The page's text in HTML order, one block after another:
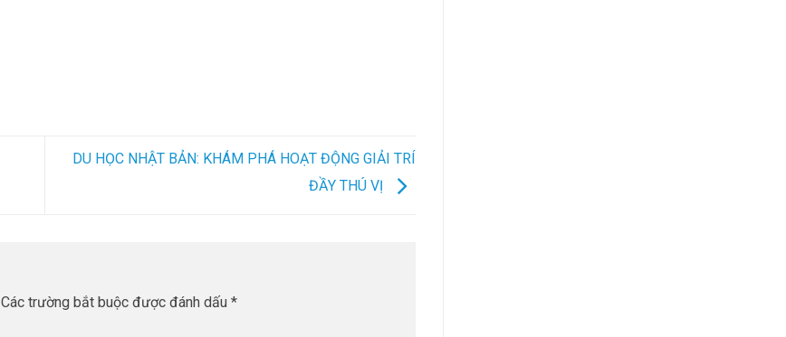
DU HỌC NHẬT BẢN: KHÁM PHÁ HOẠT ĐỘNG GIẢI TRÍ
ĐẦY THÚ VỊ
Các trường bắt buộc được đánh dấu *